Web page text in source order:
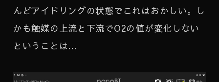
んどアイドリングの状態でこれはおかしい。し
かも触媒の上流と下流でO2の値が変化しない
ということは…